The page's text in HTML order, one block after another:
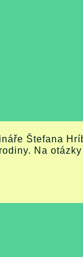
Štefana
Na